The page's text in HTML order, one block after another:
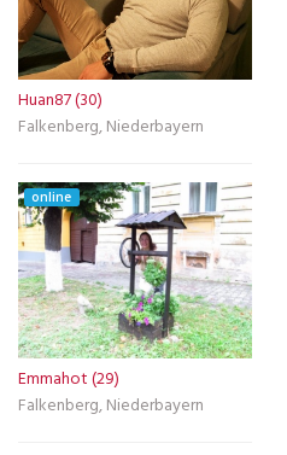
Huan87 (30)
Falkenberg, Niederbayern
online
Emmahot (29)
Falkenberg, Niederbayern